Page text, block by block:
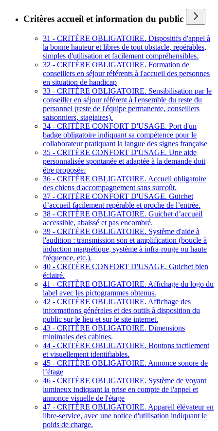
Critères accueil et information du public
31 - CRITÈRE OBLIGATOIRE. Dispositifs d'appel à
la bonne hauteur et libres de tout obstacle, repérables,
simples d'utilisation et facilement compréhensibles.
32 - CRITÈRE OBLIGATOIRE. Formation de
conseillers en séjour référents à l'accueil des personnes
en situation de handicap
33 - CRITÈRE OBLIGATOIRE. Sensibilisation par le
conseiller en séjour référent à l'ensemble du reste du
personnel (reste de l'équipe permanente, conseillers
saisonniers, stagiaires).
34 - CRITÈRE CONFORT D'USAGE. Port d'un
badge obligatoire indiquant sa compétence pour le
collaborateur pratiquant la langue des signes française
35 - CRITÈRE CONFORT D'USAGE. Une aide
personnalisée spontanée et adaptée à la demande doit
être proposée.
36 - CRITÈRE OBLIGATOIRE. Accueil obligatoire
des chiens d'accompagnement sans surcoût.
37 - CRITÈRE CONFORT D'USAGE. Guichet
d’accueil facilement repérable et proche de l’entrée.
38 - CRITÈRE OBLIGATOIRE. Guichet d’accueil
accessible, abaissé et pas encombré.
39 - CRITÈRE OBLIGATOIRE. Système d'aide à
l'audition : transmission son et amplification (boucle à
induction magnétique, système à infra-rouge ou haute
fréquence, etc.).
40 - CRITÈRE CONFORT D'USAGE. Guichet bien
éclairé.
41 - CRITÈRE OBLIGATOIRE. Affichage du logo du
label avec les pictogrammes obtenus.
42 - CRITÈRE OBLIGATOIRE. Affichage des
informations générales et des outils à disposition du
public sur le lieu et sur le site internet.
43 - CRITÈRE OBLIGATOIRE. Dimensions
minimales des cabines.
44 - CRITÈRE OBLIGATOIRE. Boutons tactilement
et visuellement identifiables.
45 - CRITÈRE OBLIGATOIRE. Annonce sonore de
l’étage
46 - CRITÈRE OBLIGATOIRE. Système de voyant
lumineux indiquant la prise en compte de l'appel et
annonce visuelle de l'étage
47 - CRITÈRE OBLIGATOIRE. Appareil élévateur en
libre-service, avec une notice d'utilisation indiquant le
poids de charge.